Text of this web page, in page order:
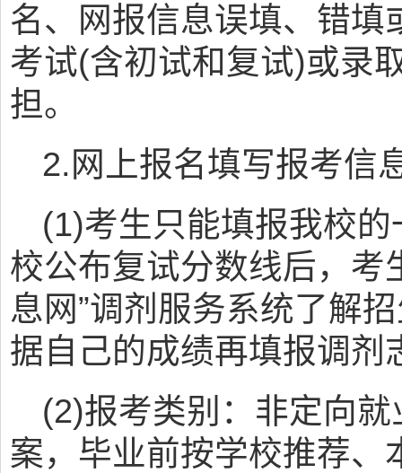
名、网报信息误填、错填
考试(含初试和复试)或录
担。
2.网上报名填写报考信
(1)考生只能填报我校
校公布复试分数线后，考
息网”调剂服务系统了解
据自己的成绩再填报调剂
(2)报考类别：非定向
案，毕业前按学校推荐、